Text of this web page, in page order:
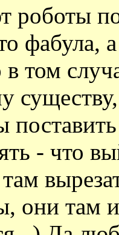
роботы
фабула,
в том
существу,
- что
они там